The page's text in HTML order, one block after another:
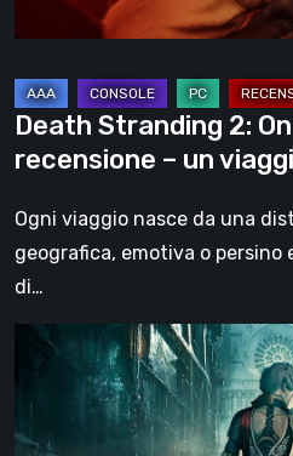
–
viaggio
oltre
il
Death Stranding 2:
recensione – un
Ogni viaggio nasce da una
geografica, emotiva o persino
di…
Steelrising,
recensione:
rivoluzione